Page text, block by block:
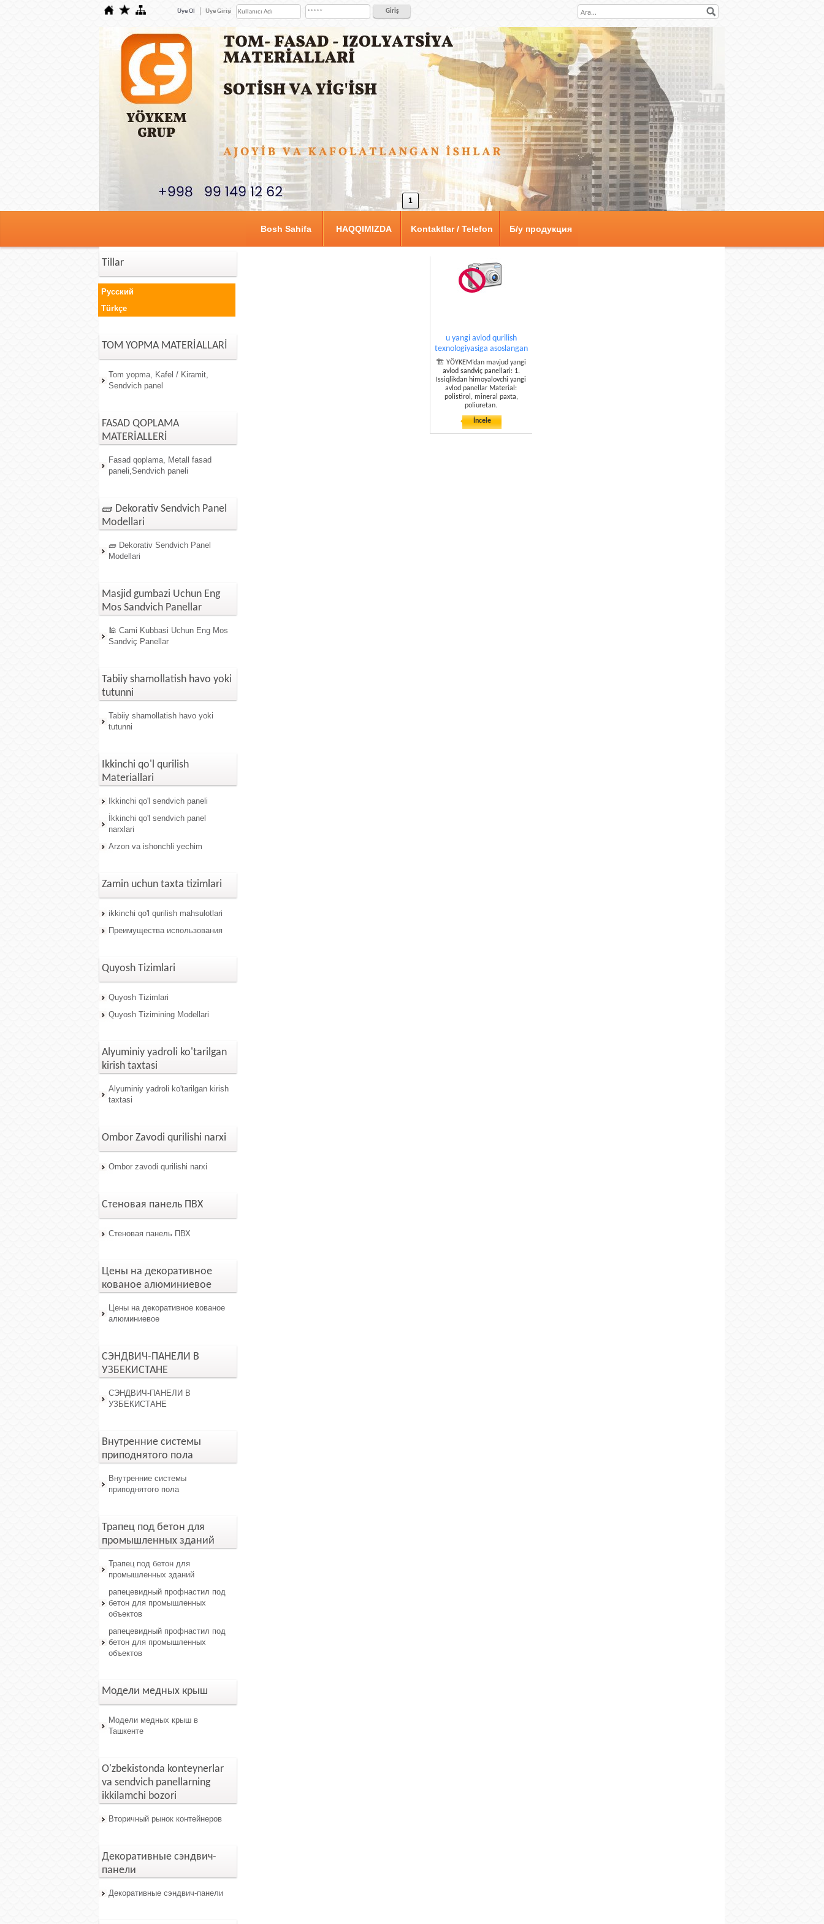
Üye Ol Üye Girişi
1
Bosh Sahifa HAQQIMIZDA Kontaktlar / Telefon Б/у продукция
Tillar
Русский
Türkçe
TOM YOPMA MATERİALLARİ
Tom yopma, Kafel / Kiramit,
Sendvich panel
FASAD QOPLAMA
MATERİALLERİ
Fasad qoplama, Metall fasad
paneli,Sendvich paneli
🧱 Dekorativ Sendvich Panel
Modellari
🧱 Dekorativ Sendvich Panel
Modellari
Masjid gumbazi Uchun Eng
Mos Sandvich Panellar
🕌 Cami Kubbasi Uchun Eng Mos
Sandviç Panellar
Tabiiy shamollatish havo yoki
tutunni
Tabiiy shamollatish havo yoki
tutunni
Ikkinchi qo'l qurilish
Materiallari
Ikkinchi qo'l sendvich paneli
İkkinchi qo'l sendvich panel
narxlari
Arzon va ishonchli yechim
Zamin uchun taxta tizimlari
ikkinchi qo'l qurilish mahsulotlari
Преимущества использования
Quyosh Tizimlari
Quyosh Tizimlari
Quyosh Tizimining Modellari
Alyuminiy yadroli ko'tarilgan
kirish taxtasi
Alyuminiy yadroli ko'tarilgan kirish
taxtasi
Ombor Zavodi qurilishi narxi
Ombor zavodi qurilishi narxi
Стеновая панель ПВХ
Стеновая панель ПВХ
Цены на декоративное
кованое алюминиевое
Цены на декоративное кованое
алюминиевое
СЭНДВИЧ-ПАНЕЛИ В
УЗБЕКИСТАНЕ
СЭНДВИЧ-ПАНЕЛИ В
УЗБЕКИСТАНЕ
Внутренние системы
приподнятого пола
Внутренние системы
приподнятого пола
Трапец под бетон для
промышленных зданий
Трапец под бетон для
промышленных зданий
рапецевидный профнастил под
бетон для промышленных
объектов
рапецевидный профнастил под
бетон для промышленных
объектов
Модели медных крыш
Модели медных крыш в
Ташкенте
O'zbekistonda konteynerlar
va sendvich panellarning
ikkilamchi bozori
Вторичный рынок контейнеров
Декоративные сэндвич-
панели
Декоративные сэндвич-панели
u yangi avlod qurilish
texnologiyasiga asoslangan
🏗️ YÖYKEM’dan mavjud yangi
avlod sandviç panellari: 1.
Issiqlikdan himoyalovchi yangi
avlod panellar Material:
polistirol, mineral paxta,
poliuretan.
İncele